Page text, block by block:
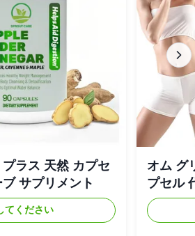
ラス 天然 カプセ
サプリメント
てください
オム グ
プセル